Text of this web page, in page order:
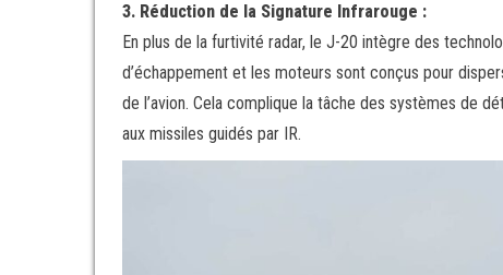
3. Réduction de la Signature Infrarouge :
En plus de la furtivité radar, le J-20 intègre des
d’échappement et les moteurs sont conçus pour
de l’avion. Cela complique la tâche des systèmes de
aux missiles guidés par IR.